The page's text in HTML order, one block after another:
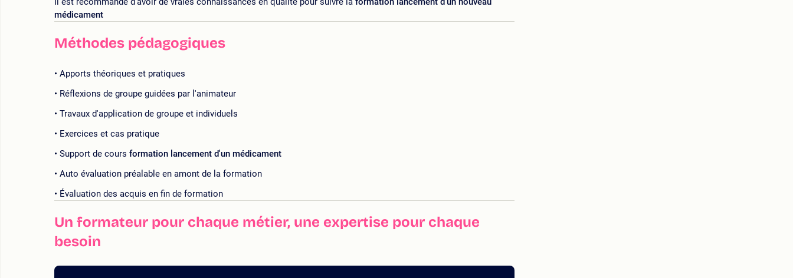
médicament
Méthodes pédagogiques
Apports théoriques et pratiques
Réflexions de groupe guidées par l'animateur
Travaux d'application de groupe et individuels
Exercices et cas pratique
Support de cours formation lancement d'un médicament
Auto évaluation préalable en amont de la formation
Évaluation des acquis en fin de formation
Un formateur pour chaque métier, une expertise pour chaque
besoin